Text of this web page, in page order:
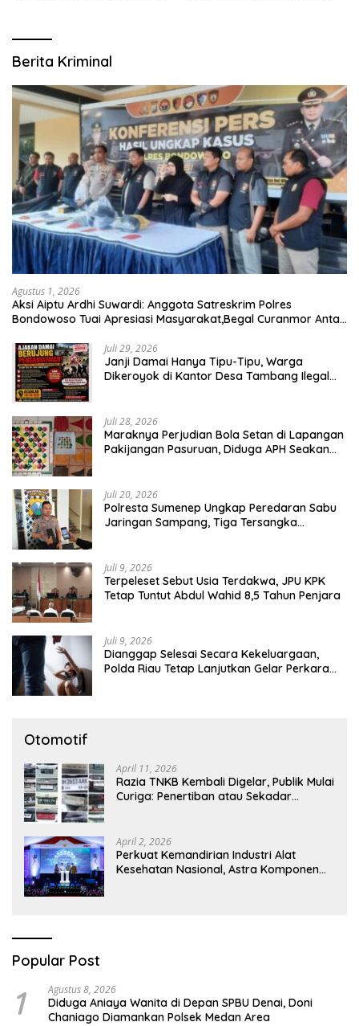
Berita Kriminal
Agustus 1, 2026
Aksi Aiptu Ardhi Suwardi: Anggota Satreskrim Polres
Bondowoso Tuai Apresiasi Masyarakat,Begal Curanmor Antar
Juli 29, 2026
Janji Damai Hanya Tipu-Tipu, Warga
Dikeroyok di Kantor Desa Tambang Ilegal
Juli 28, 2026
Maraknya Perjudian Bola Setan di Lapangan
Pakijangan Pasuruan, Diduga APH Seakan
Juli 20, 2026
Polresta Sumenep Ungkap Peredaran Sabu
Jaringan Sampang, Tiga Tersangka
Juli 9, 2026
Terpeleset Sebut Usia Terdakwa, JPU KPK
Tetap Tuntut Abdul Wahid 8,5 Tahun Penjara
Juli 9, 2026
Dianggap Selesai Secara Kekeluargaan,
Polda Riau Tetap Lanjutkan Gelar Perkara
Otomotif
April 11, 2026
Razia TNKB Kembali Digelar, Publik Mulai
Curiga: Penertiban atau Sekadar
April 2, 2026
Perkuat Kemandirian Industri Alat
Kesehatan Nasional, Astra Komponen
Popular Post
1 Agustus 8, 2026
Diduga Aniaya Wanita di Depan SPBU Denai, Doni
Chaniago Diamankan Polsek Medan Area